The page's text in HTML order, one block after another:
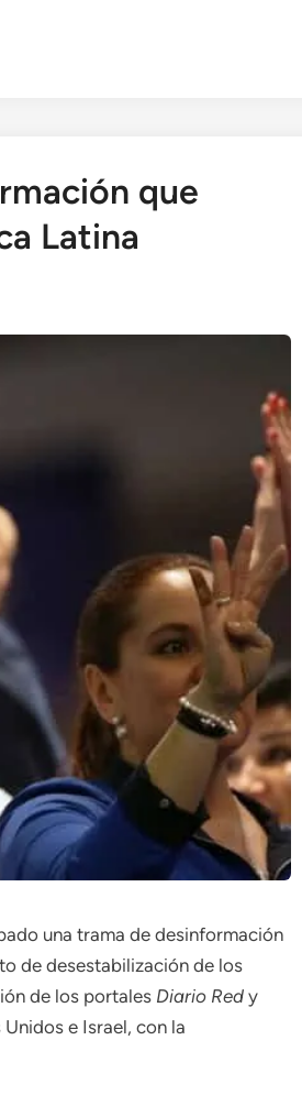
que
Latina
una trama de desinformación
de desestabilización de los
de los portales Diario Red y
e Israel, con la